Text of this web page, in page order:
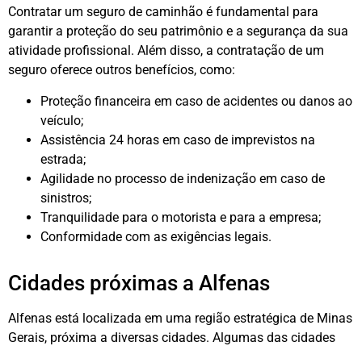
Contratar um seguro de caminhão é fundamental para
garantir a proteção do seu patrimônio e a segurança da sua
atividade profissional. Além disso, a contratação de um
seguro oferece outros benefícios, como:
Proteção financeira em caso de acidentes ou danos ao
veículo;
Assistência 24 horas em caso de imprevistos na
estrada;
Agilidade no processo de indenização em caso de
sinistros;
Tranquilidade para o motorista e para a empresa;
Conformidade com as exigências legais.
Cidades próximas a Alfenas
Alfenas está localizada em uma região estratégica de Minas
Gerais, próxima a diversas cidades. Algumas das cidades